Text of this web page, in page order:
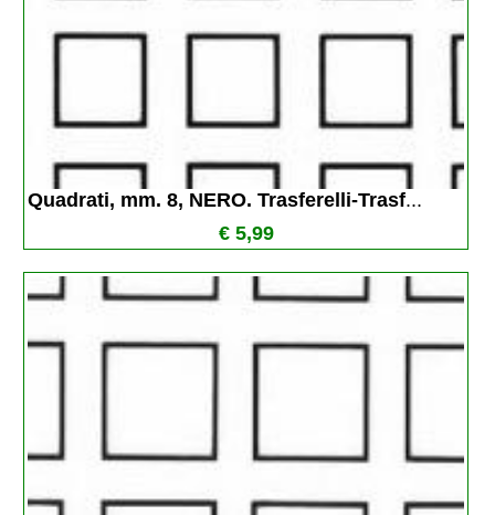
Quadrati, mm. 8, NERO. Trasferelli-Trasf...
€ 5,99